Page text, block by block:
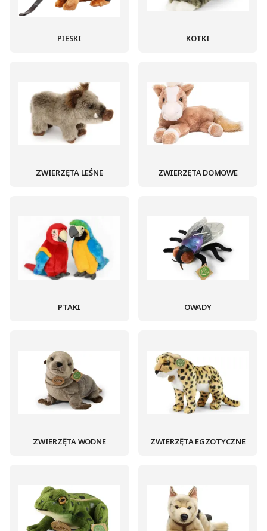
PIESKI KOTKI
ZWIERZĘTA LEŚNE ZWIERZĘTA DOMOWE
PTAKI OWADY
ZWIERZĘTA WODNE ZWIERZĘTA EGZOTYCZNE